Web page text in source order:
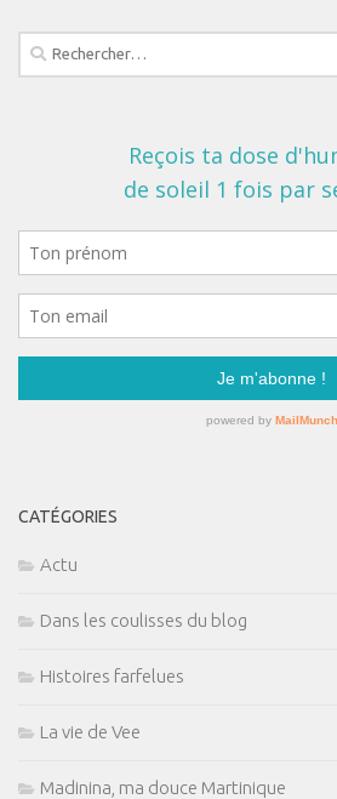
Rechercher :
CATÉGORIES
Actu
Dans les coulisses du blog
Histoires farfelues
La vie de Vee
Madinina, ma douce Martinique